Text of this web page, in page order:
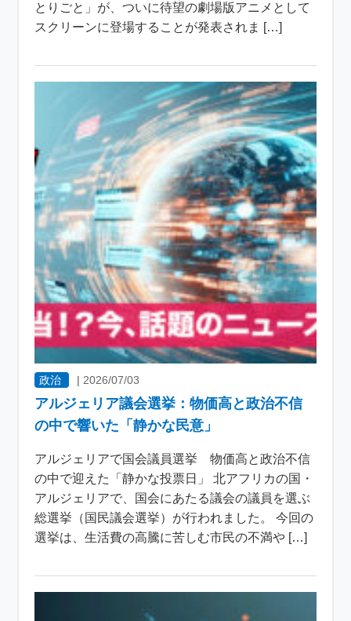
とりごと」が、ついに待望の劇場版アニメとして
スクリーンに登場することが発表されま […]
政治 |2026/07/03
アルジェリア議会選挙：物価高と政治不信
の中で響いた「静かな民意」
アルジェリアで国会議員選挙 物価高と政治不信
の中で迎えた「静かな投票日」 北アフリカの国・
アルジェリアで、国会にあたる議会の議員を選ぶ
総選挙（国民議会選挙）が行われました。 今回の
選挙は、生活費の高騰に苦しむ市民の不満や […]